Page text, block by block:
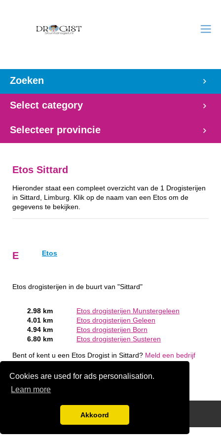
Cookies are used for ads personalisation.
Learn more
Akkoord
Zoeken
Select category
Selecteer provincie
Etos Sittard
Hieronder staat een compleet overzicht van de 1 Drogisterijen
in Sittard, Limburg. Klik op de naam van een Etos om de
gegevens te bekijken.
E Etos
Etos drogisterijen in de buurt van "Sittard"
2.98 km
Etos drogisterijen Munstergeleen
4.01 km
Etos drogisterijen Geleen
4.94 km
Etos drogisterijen Born
6.80 km
Etos drogisterijen Susteren
Bent of kent u een Etos Drogist in Sittard? Meld een bedrijf